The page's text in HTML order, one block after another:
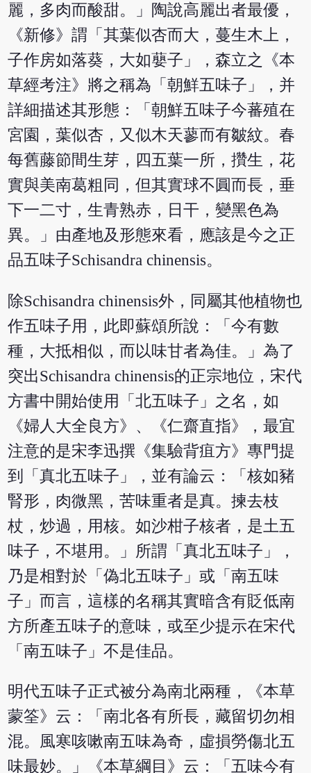
麗，多肉而酸甜。」陶說高麗出者最優，
《新修》謂「其葉似杏而大，蔓生木上，
子作房如落葵，大如蘡子」，森立之《本
草經考注》將之稱為「朝鮮五味子」，并
詳細描述其形態：「朝鮮五味子今蕃殖在
宮園，葉似杏，又似木天蓼而有皺紋。春
每舊藤節間生芽，四五葉一所，攢生，花
實與美南葛粗同，但其實球不圓而長，垂
下一二寸，生青熟赤，日干，變黑色為
異。」由產地及形態來看，應該是今之正
品五味子Schisandra chinensis。
除Schisandra chinensis外，同屬其他植物也
作五味子用，此即蘇頌所說：「今有數
種，大抵相似，而以味甘者為佳。」為了
突出Schisandra chinensis的正宗地位，宋代
方書中開始使用「北五味子」之名，如
《婦人大全良方》、《仁齋直指》，最宜
注意的是宋李迅撰《集驗背疽方》專門提
到「真北五味子」，並有論云：「核如豬
腎形，肉微黑，苦味重者是真。揀去枝
杖，炒過，用核。如沙柑子核者，是土五
味子，不堪用。」所謂「真北五味子」，
乃是相對於「偽北五味子」或「南五味
子」而言，這樣的名稱其實暗含有貶低南
方所產五味子的意味，或至少提示在宋代
「南五味子」不是佳品。
明代五味子正式被分為南北兩種，《本草
蒙筌》云：「南北各有所長，藏留切勿相
混。風寒咳嗽南五味為奇，虛損勞傷北五
味最妙。」《本草綱目》云：「五味今有